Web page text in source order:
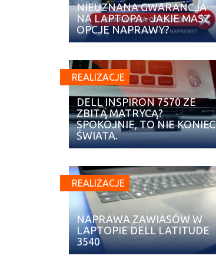
NIEUZNANA GWARANCJA
NA LAPTOPA - JAKIE MASZ
OPCJE NAPRAWY?
REALIZACJE
DELL INSPIRON 7570 ZE
ZBITĄ MATRYCĄ?
SPOKOJNIE, TO NIE KONIEC
ŚWIATA.
REALIZACJE
NAPRAWA ZAWIASÓW W
LAPTOPIE DELL LATITUDE
3540